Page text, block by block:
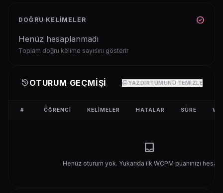
DOĞRU KELIMELER check_circle
Henüz hesaplanmadı
Toplam doğru kelime sayısını gösterir
historyOTURUM GEÇMIŞI printYAZDIRTÜMÜNÜ TEMIZLE
# ÖĞRENCI KELIMELER HATALAR SÜRE
inbox
Henüz oturum yok. Yukarıda ilk WCPM puanınızı